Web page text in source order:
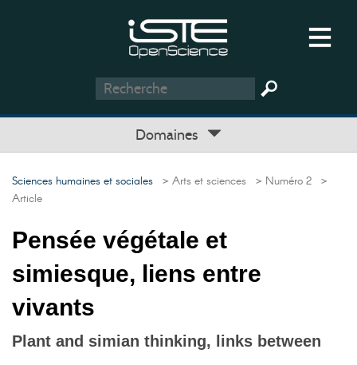
Domaines
Sciences humaines et sociales > Arts et sciences > Numéro 2 >
Article
Pensée végétale et
simiesque, liens entre
vivants
Plant and simian thinking, links between